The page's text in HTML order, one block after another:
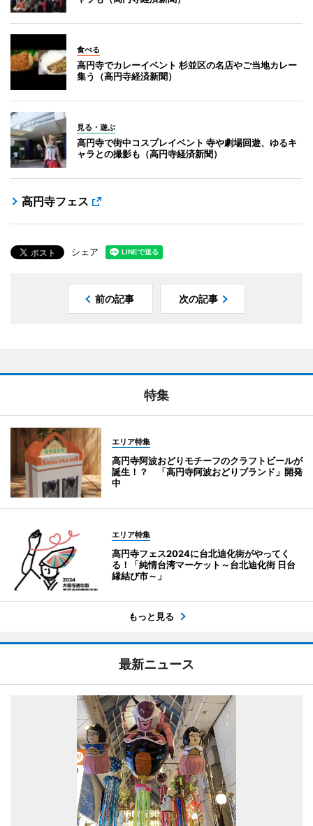
食べる
高円寺でカレーイベント 杉並区の名店やご当地カレー
集う（高円寺経済新聞）
見る・遊ぶ
高円寺で街中コスプレイベント 寺や劇場回遊、ゆるキ
ャラとの撮影も（高円寺経済新聞）
高円寺フェス
シェア
前の記事 次の記事
特集
エリア特集
高円寺阿波おどりモチーフのクラフトビールが
誕生！？ 「高円寺阿波おどりブランド」開発
中
エリア特集
高円寺フェス2024に台北迪化街がやってく
る！「純情台湾マーケット～台北迪化街 日台
縁結び市～」
もっと見る
最新ニュース